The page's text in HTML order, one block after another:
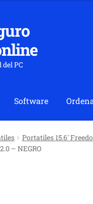
PC
Software
Portatiles 15.6'
– NEGRO